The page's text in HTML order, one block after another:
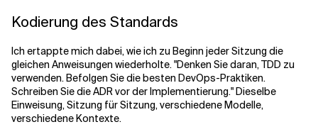
Kodierung des Standards
Ich ertappte mich dabei, wie ich zu Beginn jeder Sitzung die
gleichen Anweisungen wiederholte. "Denken Sie daran, TDD zu
verwenden. Befolgen Sie die besten DevOps-Praktiken.
Schreiben Sie die ADR vor der Implementierung." Dieselbe
Einweisung, Sitzung für Sitzung, verschiedene Modelle,
verschiedene Kontexte.